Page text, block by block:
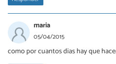
maria
05/04/2015
como por cuantos dias hay que